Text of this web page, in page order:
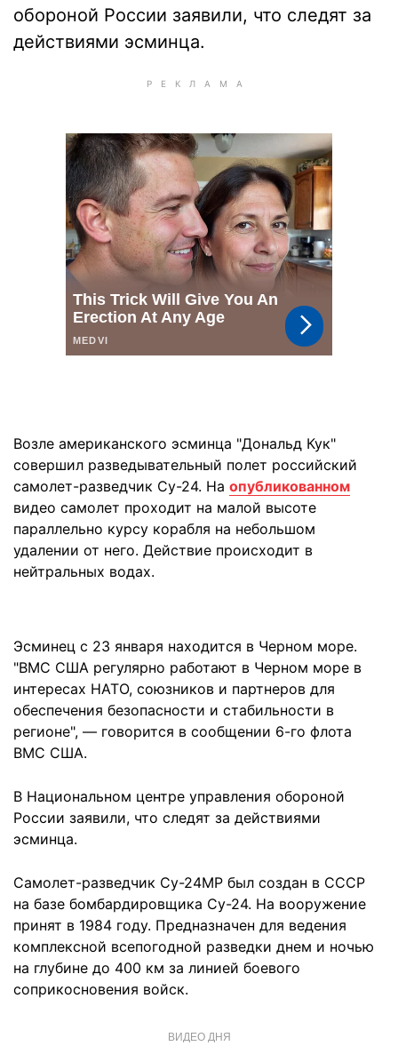
обороной России заявили, что следят за
действиями эсминца.
Возле американского эсминца "Дональд Кук"
совершил разведывательный полет российский
самолет-разведчик Су-24. На опубликованном
видео самолет проходит на малой высоте
параллельно курсу корабля на небольшом
удалении от него. Действие происходит в
нейтральных водах.
Эсминец с 23 января находится в Черном море.
"ВМС США регулярно работают в Черном море в
интересах НАТО, союзников и партнеров для
обеспечения безопасности и стабильности в
регионе", — говорится в сообщении 6-го флота
ВМС США.
В Национальном центре управления обороной
России заявили, что следят за действиями
эсминца.
Самолет-разведчик Су-24МР был создан в СССР
на базе бомбардировщика Су-24. На вооружение
принят в 1984 году. Предназначен для ведения
комплексной всепогодной разведки днем и ночью
на глубине до 400 км за линией боевого
соприкосновения войск.
ВИДЕО ДНЯ